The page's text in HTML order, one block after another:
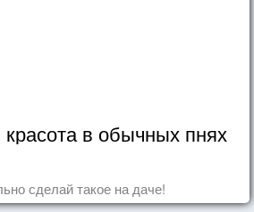
в обычных пнях
сделай такое на даче!